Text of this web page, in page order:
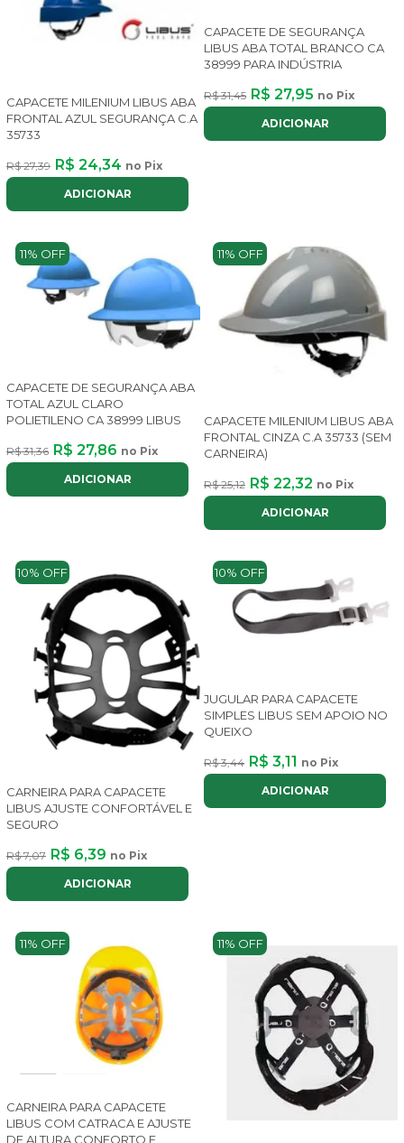
CAPACETE MILENIUM LIBUS ABA
FRONTAL AZUL SEGURANÇA C.A
35733
R$ 27,39 R$ 24,34 no Pix
ADICIONAR
CAPACETE DE SEGURANÇA
LIBUS ABA TOTAL BRANCO CA
38999 PARA INDÚSTRIA
R$ 31,45 R$ 27,95 no Pix
ADICIONAR
11% OFF
CAPACETE DE SEGURANÇA ABA
TOTAL AZUL CLARO
POLIETILENO CA 38999 LIBUS
R$ 31,36 R$ 27,86 no Pix
ADICIONAR
11% OFF
CAPACETE MILENIUM LIBUS ABA
FRONTAL CINZA C.A 35733 (SEM
CARNEIRA)
R$ 25,12 R$ 22,32 no Pix
ADICIONAR
10% OFF
CARNEIRA PARA CAPACETE
LIBUS AJUSTE CONFORTÁVEL E
SEGURO
R$ 7,07 R$ 6,39 no Pix
ADICIONAR
10% OFF
JUGULAR PARA CAPACETE
SIMPLES LIBUS SEM APOIO NO
QUEIXO
R$ 3,44 R$ 3,11 no Pix
ADICIONAR
11% OFF
CARNEIRA PARA CAPACETE
LIBUS COM CATRACA E AJUSTE
DE ALTURA CONFORTO E
11% OFF